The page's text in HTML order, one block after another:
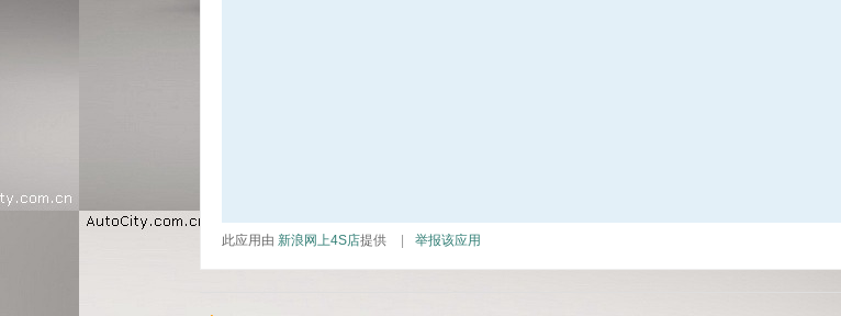
此应用由 新浪网上4S店提供 举报该应用